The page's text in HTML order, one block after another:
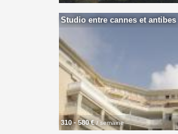
Studio entre cannes et antibes
310 - 580 €/ semaine